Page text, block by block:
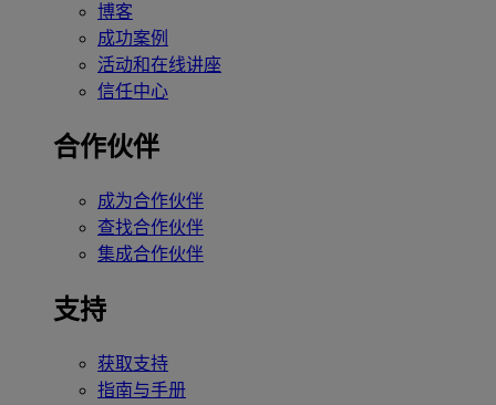
博客
成功案例
活动和在线讲座
信任中心
合作伙伴
成为合作伙伴
查找合作伙伴
集成合作伙伴
支持
获取支持
指南与手册